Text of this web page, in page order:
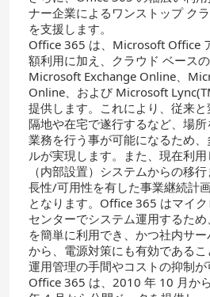
ナー企業によるワンストップ ク
を支援します。
Office 365 は、Microsoft Office
額利用に加え、クラウド ベース
Microsoft Exchange Online、
Online、および Microsoft
提供します。これにより、従来
隔地や在宅で遂行するなど、場
業務を行う事が可能になるため
ルが実現します。また、現在利
（内部設置）システムからの移
長性/可用性を有した事業継続計
となります。Office 365 はマイ
センターでシステム運用するた
を簡単に利用でき、かつ社内サ
から、電源対策にも有効である
運用管理の手間やコストの抑制が
Office 365 は、2010 年 10 月か